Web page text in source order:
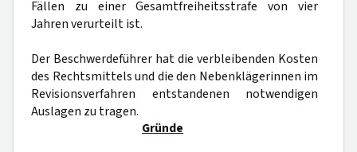
Fällen zu einer Gesamtfreiheitsstrafe von vier
Jahren verurteilt ist.
Der Beschwerdeführer hat die verbleibenden Kosten
des Rechtsmittels und die den Nebenklägerinnen im
Revisionsverfahren entstandenen notwendigen
Auslagen zu tragen.
Gründe